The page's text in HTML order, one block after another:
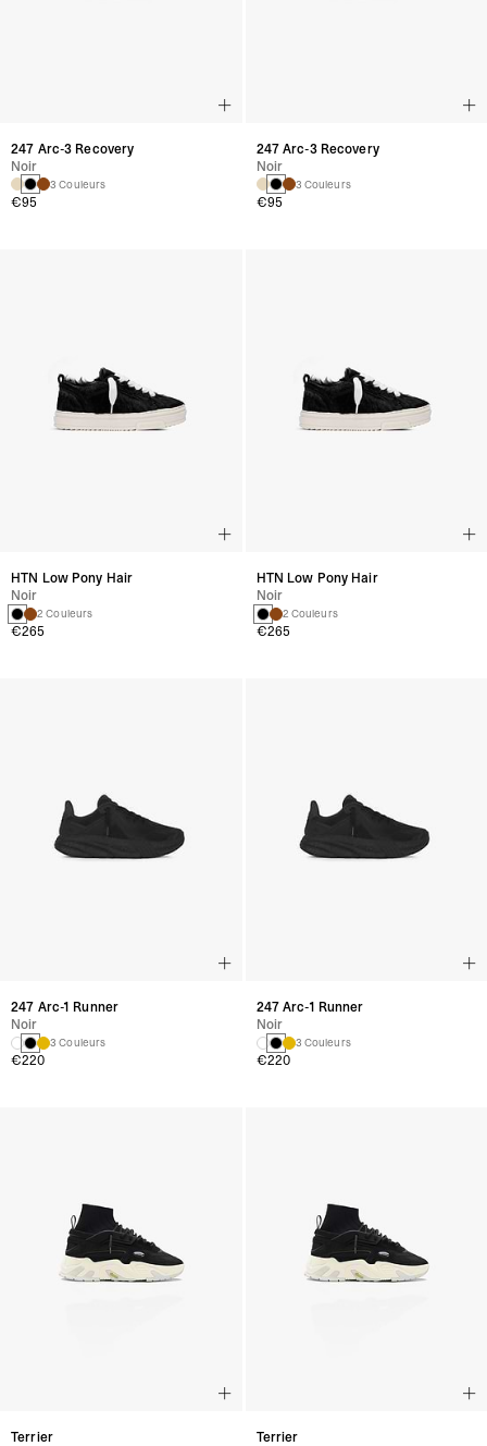
247 Arc-3 Recovery
Noir
3 Couleurs
€95
HTN Low Pony Hair
Noir
2 Couleurs
€265
247 Arc-1 Runner
Noir
3 Couleurs
€220
Terrier
247 Arc-3 Recovery
Noir
3 Couleurs
€95
HTN Low Pony Hair
Noir
2 Couleurs
€265
247 Arc-1 Runner
Noir
3 Couleurs
€220
Terrier